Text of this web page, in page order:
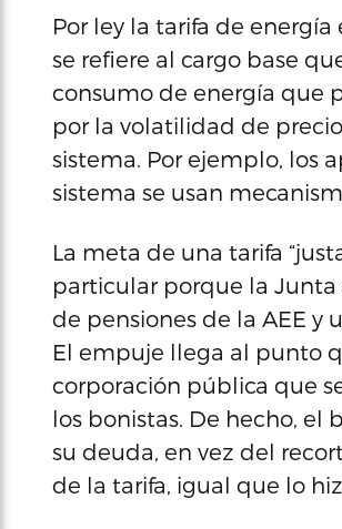
Por ley la tarifa de energía
se refiere al cargo base
consumo de energía que
por la volatilidad de
sistema. Por ejemplo, los
sistema se usan
La meta de una tarifa
particular porque la Junta
de pensiones de la AEE y
El empuje llega al punto
corporación pública que
los bonistas. De hecho,
su deuda, en vez del
de la tarifa, igual que lo